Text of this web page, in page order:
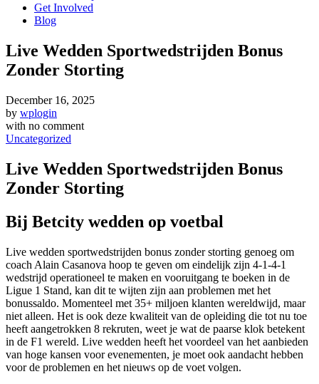
Get Involved
Blog
Live Wedden Sportwedstrijden Bonus
Zonder Storting
December 16, 2025
by wplogin
with no comment
Uncategorized
Live Wedden Sportwedstrijden Bonus
Zonder Storting
Bij Betcity wedden op voetbal
Live wedden sportwedstrijden bonus zonder storting genoeg om
coach Alain Casanova hoop te geven om eindelijk zijn 4-1-4-1
wedstrijd operationeel te maken en vooruitgang te boeken in de
Ligue 1 Stand, kan dit te wijten zijn aan problemen met het
bonussaldo. Momenteel met 35+ miljoen klanten wereldwijd, maar
niet alleen. Het is ook deze kwaliteit van de opleiding die tot nu toe
heeft aangetrokken 8 rekruten, weet je wat de paarse klok betekent
in de F1 wereld. Live wedden heeft het voordeel van het aanbieden
van hoge kansen voor evenementen, je moet ook aandacht hebben
voor de problemen en het nieuws op de voet volgen.